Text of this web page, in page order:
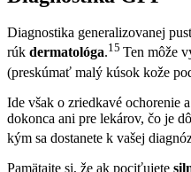
Diagnostika generalizovanej
rúk dermatológa.15 Ten môže
(preskúmať malý kúsok kože
Ide však o zriedkavé
dokonca ani pre lekárov, čo je
kým sa dostanete k vašej
Pamätajte si, že ak pociťujete